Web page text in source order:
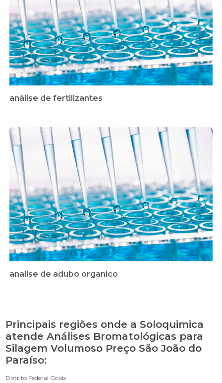
análise de fertilizantes
analise de adubo organico
Principais regiões onde a Soloquimica
atende Análises Bromatológicas para
Silagem Volumoso Preço São João do
Paraíso:
Distrito Federal Goiás